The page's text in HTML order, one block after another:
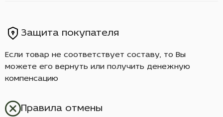
Защита покупателя
Если товар не соответствует составу, то Вы
можете его вернуть или получить денежную
компенсацию
Правила отмены